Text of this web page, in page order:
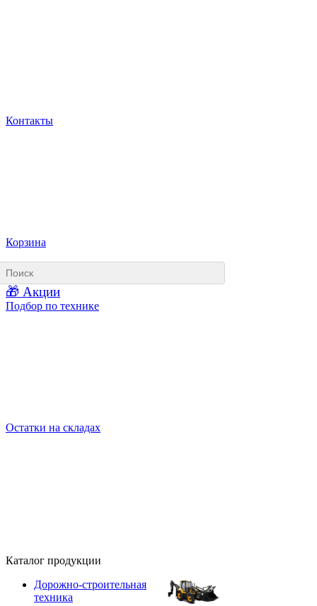
Контакты
Корзина
🎁 Акции
Подбор по технике
Остатки на складах
Каталог продукции
Дорожно-строительная
техника